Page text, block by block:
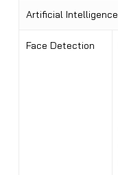
Artificial Intelligence
Face Detection